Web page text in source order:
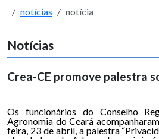
notícias notícia
Notícias
Crea-CE promove palestra
Os funcionários do Conselho
Agronomia do Ceará
feira, 23 de abril, a palestra